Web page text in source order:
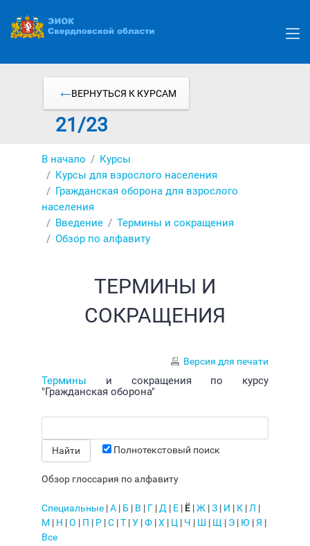
основному
ВЕРНУТЬСЯ К КУРСАМ
21/23
В начало
Курсы
Курсы для взрослого населения
Гражданская оборона для взрослого
населения
Введение
Термины и сокращения
Обзор по алфавиту
ТЕРМИНЫ И
СОКРАЩЕНИЯ
Версия для печати
Термины и сокращения по курсу
"Гражданская оборона"
Полнотекстовый поиск
Обзор глоссария по алфавиту
Специальные |А | Б | В | Г |Д | Е | Ё |Ж |З | И | К |Л |
М | Н |О | П | Р |С |Т |У |Ф |Х | Ц | Ч | Ш | Щ | Э | Ю |Я |
Все